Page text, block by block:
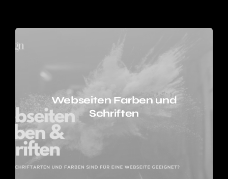
Webseiten Farben und
Schriften
Webseiten Starter
Dezign
Sichere dir jetzt kostenlosen Zugang zur Business
Dezigner Academy und erhalte das Modul
„Webseiten-Starter-Dezign“ kostenlos! Starte durch
und lerne, wie du deine eigene Webseite einfach
und ohne Vorkenntnisse erstellen kannst. Trage
dich ein und beginne sofort!